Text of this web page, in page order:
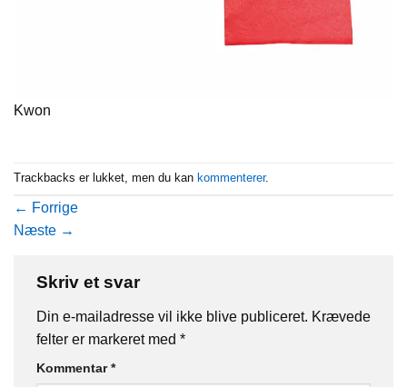
Kwon
Trackbacks er lukket, men du kan kommenterer.
← Forrige
Næste →
Skriv et svar
Din e-mailadresse vil ikke blive publiceret. Krævede
felter er markeret med *
Kommentar*